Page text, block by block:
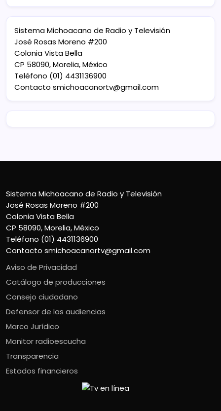
Sistema Michoacano de Radio y Televisión
José Rosas Moreno #200
Colonia Vista Bella
CP 58090, Morelia, México
Teléfono (01) 4431136900
Contacto smichoacanortv@gmail.com
Sistema Michoacano de Radio y Televisión
José Rosas Moreno #200
Colonia Vista Bella
CP 58090, Morelia, México
Teléfono (01) 4431136900
Contacto smichoacanortv@gmail.com
Aviso de Privacidad
Catálogo de producciones
Consejo ciudadano
Defensor de las audiencias
Marco Jurídico
Monitor radioescucha
Transparencia
Estados financieros